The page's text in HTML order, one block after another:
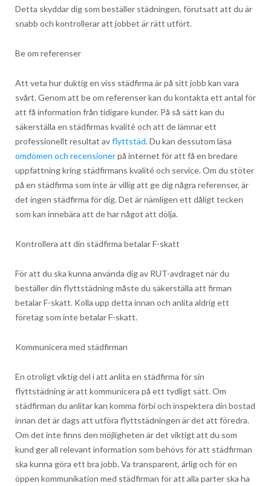
Detta skyddar dig som beställer städningen, förutsatt att du är
snabb och kontrollerar att jobbet är rätt utfört.
Be om referenser
Att veta hur duktig en viss städfirma är på sitt jobb kan vara
svårt. Genom att be om referenser kan du kontakta ett antal för
att få information från tidigare kunder. På så sätt kan du
säkerställa en städfirmas kvalité och att de lämnar ett
professionellt resultat avflyttstäd. Du kan dessutom läsa
omdömen och recensionerpå internet för att få en bredare
uppfattning kring städfirmans kvalité och service. Om du stöter
på en städfirma som inte är villig att ge dig några referenser, är
det ingen städfirma för dig. Det är nämligen ett dåligt tecken
som kan innebära att de har något att dölja.
Kontrollera att din städfirma betalar F-skatt
För att du ska kunna använda dig av RUT-avdraget när du
beställer din flyttstädning måste du säkerställa att firman
betalar F-skatt. Kolla upp detta innan och anlita aldrig ett
företag som inte betalar F-skatt.
Kommunicera med städfirman
En otroligt viktig del i att anlita en städfirma för sin
flyttstädning är att kommunicera på ett tydligt sätt. Om
städfirman du anlitar kan komma förbi och inspektera din bostad
innan det är dags att utföra flyttstädningen är det att föredra.
Om det inte finns den möjligheten är det viktigt att du som
kund ger all relevant information som behövs för att städfirman
ska kunna göra ett bra jobb. Va transparent, ärlig och för en
öppen kommunikation med städfirman för att alla parter ska ha